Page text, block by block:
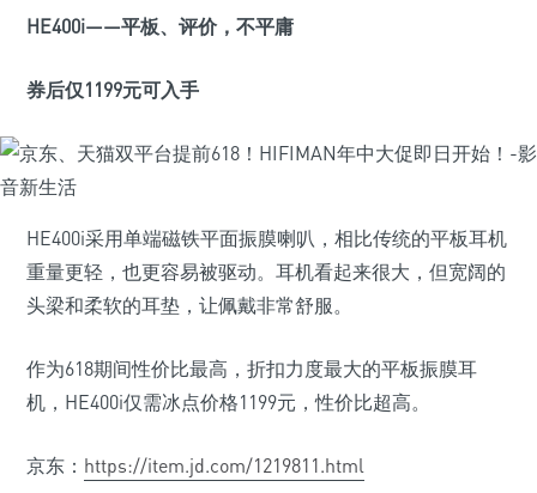
HE400i——平板、评价，不平庸
券后仅1199元可入手
HE400i采用单端磁铁平面振膜喇叭，相比传统的平板耳机
重量更轻，也更容易被驱动。耳机看起来很大，但宽阔的
头梁和柔软的耳垫，让佩戴非常舒服。
作为618期间性价比最高，折扣力度最大的平板振膜耳
机，HE400i仅需冰点价格1199元，性价比超高。
京东： https://item.jd.com/1219811.html